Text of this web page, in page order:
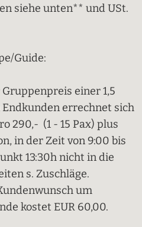
siehe unten** und USt.
Guide:
einer 1,5
errechnet sich
290,- (1 - 15 Pax) plus
in der Zeit von 9:00 bis
13:30h nicht in die
s. Zuschläge.
um
kostet EUR 60,00.